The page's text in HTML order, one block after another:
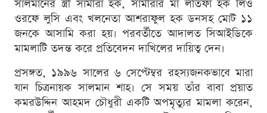
সালমানের স্ত্রী সামীরা হক, সামীরার মা লতিফা হক লিও
ওরফে লুসি এবং খলনেতা আশরাফুল হক ডনসহ মোট ১১
জনকে আসামি করা হয়। পরবর্তীতে আদালত সিআইডিকে
মামলাটি তদন্ত করে প্রতিবেদন দাখিলের দায়িত্ব দেন।
প্রসঙ্গত, ১৯৯৬ সালের ৬ সেপ্টেম্বর রহস্যজনকভাবে মারা
যান চিত্রনায়ক সালমান শাহ। সে সময় তাঁর বাবা প্রয়াত
কমরউদ্দিন আহমদ চৌধুরী একটি অপমৃত্যুর মামলা করেন,